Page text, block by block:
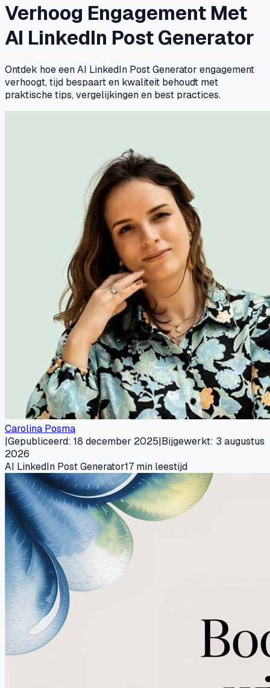
Verhoog Engagement Met
AI LinkedIn Post Generator
Ontdek hoe een AI LinkedIn Post Generator engagement
verhoogt, tijd bespaart en kwaliteit behoudt met
praktische tips, vergelijkingen en best practices.
Carolina Posma
|Gepubliceerd: 18 december 2025|Bijgewerkt: 3 augustus
2026
AI LinkedIn Post Generator17 min leestijd